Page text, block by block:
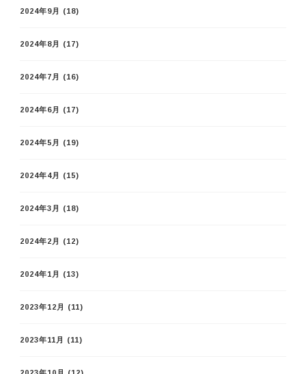
2024年9月 (18)
2024年8月 (17)
2024年7月 (16)
2024年6月 (17)
2024年5月 (19)
2024年4月 (15)
2024年3月 (18)
2024年2月 (12)
2024年1月 (13)
2023年12月 (11)
2023年11月 (11)